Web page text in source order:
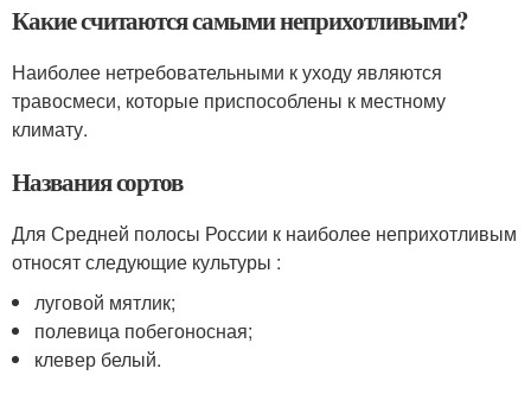
Какие считаются самыми неприхотливыми?
Наиболее нетребовательными к уходу являются
травосмеси, которые приспособлены к местному
климату.
Названия сортов
Для Средней полосы России к наиболее неприхотливым
относят следующие культуры :
луговой мятлик;
полевица побегоносная;
клевер белый.